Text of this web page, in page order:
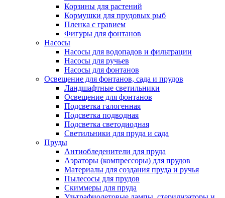
Корзины для растений
Кормушки для прудовых рыб
Пленка с гравием
Фигуры для фонтанов
Насосы
Насосы для водопадов и фильтрации
Насосы для ручьев
Насосы для фонтанов
Освещение для фонтанов, сада и прудов
Ландшафтные светильники
Освещение для фонтанов
Подсветка галогенная
Подсветка подводная
Подсветка светодиодная
Светильники для пруда и сада
Пруды
Антиобледенители для пруда
Аэраторы (компрессоры) для прудов
Материалы для создания пруда и ручья
Пылесосы для прудов
Скиммеры для пруда